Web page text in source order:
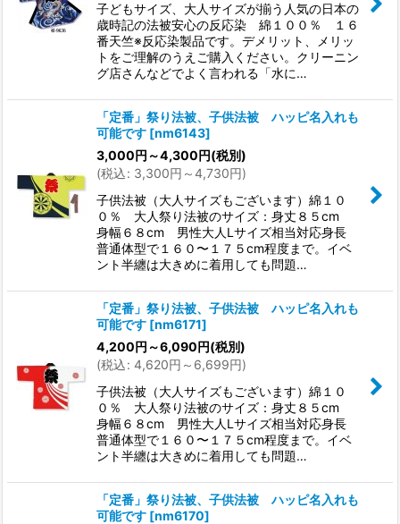
子どもサイズ、大人サイズが揃う人気の日本の
歳時記の法被安心の反応染 綿１００％ １６
番天竺※反応染製品です。デメリット、メリッ
トをご理解のうえご購入ください。クリーニン
グ店さんなどでよく言われる「水に…
「定番」祭り法被、子供法被 ハッピ名入れも
可能です [nm6143]
3,000円 ～4,300円(税別)
(税込: 3,300円 ～4,730円)
子供法被（大人サイズもございます）綿１０
０％ 大人祭り法被のサイズ：身丈８５cm
身幅６８cm 男性大人Lサイズ相当対応身長
普通体型で１６０〜１７５cm程度まで。イベ
ント半纏は大きめに着用しても問題…
「定番」祭り法被、子供法被 ハッピ名入れも
可能です [nm6171]
4,200円 ～6,090円(税別)
(税込: 4,620円 ～6,699円)
子供法被（大人サイズもございます）綿１０
０％ 大人祭り法被のサイズ：身丈８５cm
身幅６８cm 男性大人Lサイズ相当対応身長
普通体型で１６０〜１７５cm程度まで。イベ
ント半纏は大きめに着用しても問題…
「定番」祭り法被、子供法被 ハッピ名入れも
可能です [nm6170]